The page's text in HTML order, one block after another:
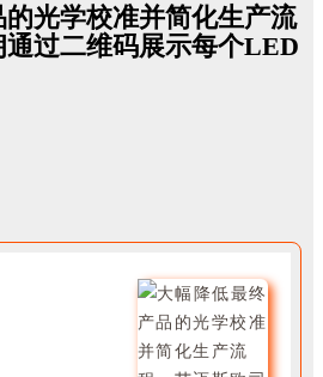
光学校准并简化生产流
过二维码展示每个LED